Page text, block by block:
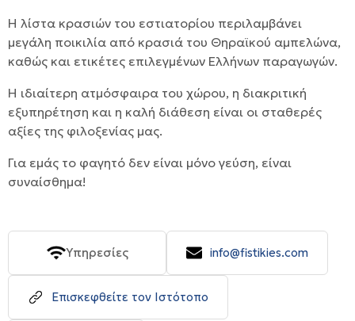
Η λίστα κρασιών του εστιατορίου περιλαμβάνει
μεγάλη ποικιλία από κρασιά του Θηραϊκού αμπελώνα,
καθώς και ετικέτες επιλεγμένων Ελλήνων παραγωγών.
Η ιδιαίτερη ατμόσφαιρα του χώρου, η διακριτική
εξυπηρέτηση και η καλή διάθεση είναι οι σταθερές
αξίες της φιλοξενίας μας.
Για εμάς το φαγητό δεν είναι μόνο γεύση, είναι
συναίσθημα!
Υπηρεσίες info@fistikies.com
Επισκεφθείτε τον Ιστότοπο